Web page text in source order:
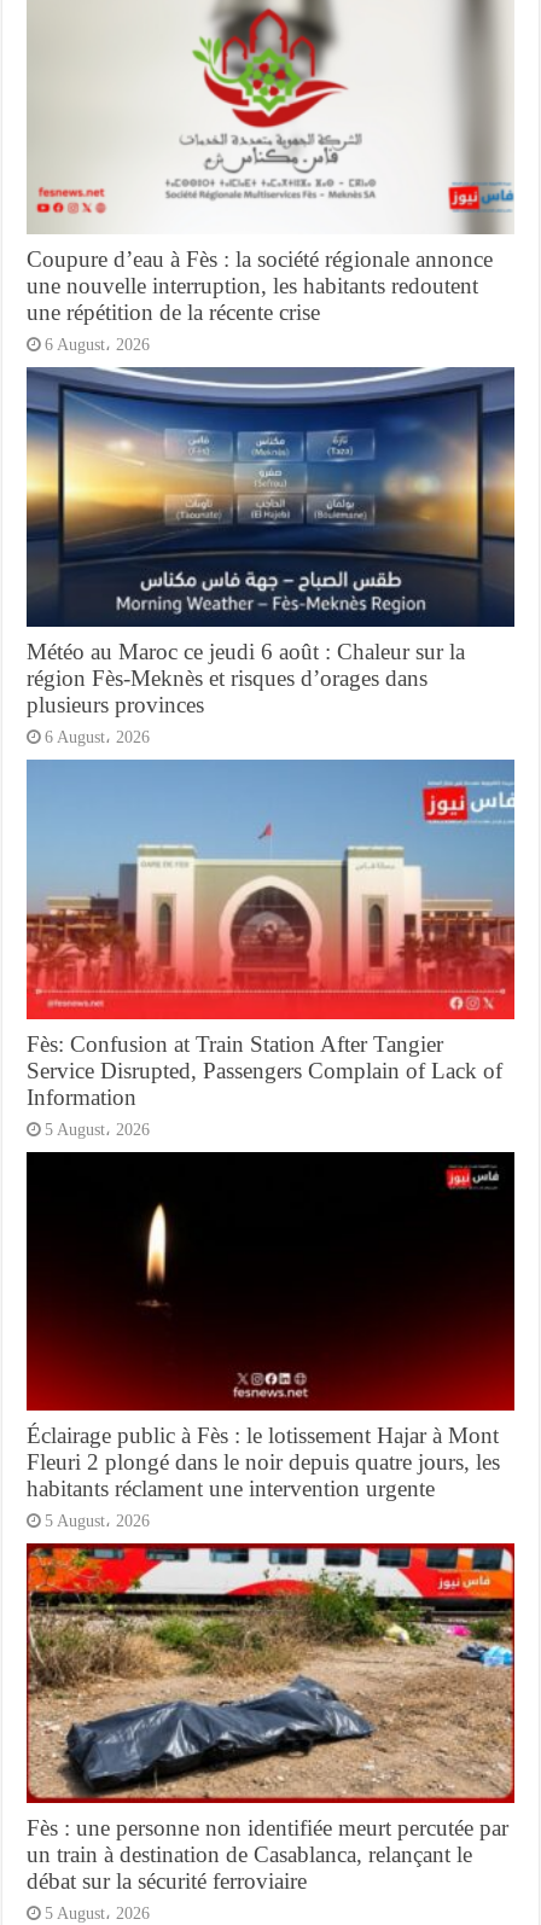
Coupure d’eau à Fès : la société régionale annonce
une nouvelle interruption, les habitants redoutent
une répétition de la récente crise
6 August، 2026
Météo au Maroc ce jeudi 6 août : Chaleur sur la
région Fès-Meknès et risques d’orages dans
plusieurs provinces
6 August، 2026
Fès: Confusion at Train Station After Tangier
Service Disrupted, Passengers Complain of Lack of
Information
5 August، 2026
Éclairage public à Fès : le lotissement Hajar à Mont
Fleuri 2 plongé dans le noir depuis quatre jours, les
habitants réclament une intervention urgente
5 August، 2026
Fès : une personne non identifiée meurt percutée par
un train à destination de Casablanca, relançant le
débat sur la sécurité ferroviaire
5 August، 2026